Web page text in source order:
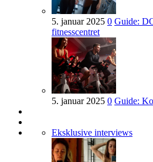
5. januar 2025 0 Guide:
fitnesscentret
5. januar 2025 0 Guide:
Eksklusive interviews